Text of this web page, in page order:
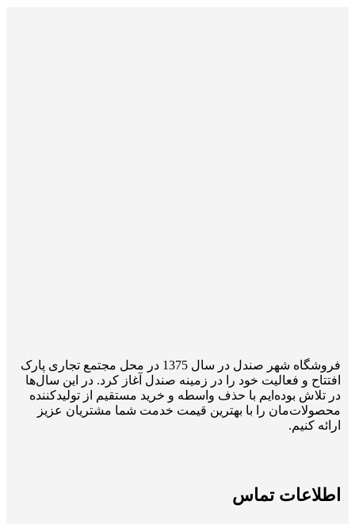
فروشگاه شهر صندل در سال 1375 در محل مجتمع تجاری پارک
افتتاح و فعالیت خود را در زمینه صندل آغاز کرد. در این سال‌ها
در تلاش بوده‌ایم با حذف واسطه و خرید مستقیم از تولیدکننده
محصولات‌مان را با بهترین قیمت خدمت شما مشتریان عزیز
ارائه کنیم.
اطلاعات تماس